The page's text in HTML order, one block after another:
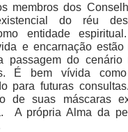
membros dos
do réu
entidade
e encarnação estão
passagem do
É bem vívida
para futuras
de suas máscaras
A própria Alma da